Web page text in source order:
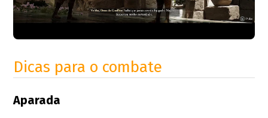
Dicas para o combate
Aparada